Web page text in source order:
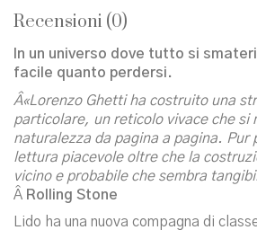
Recensioni (0)
In un universo dove tutto si
facile quanto perdersi.
Â«Lorenzo Ghetti ha costruito una
particolare, un reticolo vivace che si
naturalezza da pagina a pagina. Pur
lettura piacevole oltre che la
vicino e probabile che sembra
Â Rolling Stone
Lido ha una nuova compagna di